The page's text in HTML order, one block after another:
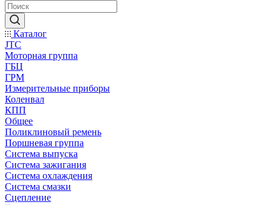
Каталог
JTC
Моторная группа
ГБЦ
ГРМ
Измерительные приборы
Коленвал
КПП
Общее
Поликлиновый ремень
Поршневая группа
Система выпуска
Система зажигания
Система охлаждения
Система смазки
Сцепление